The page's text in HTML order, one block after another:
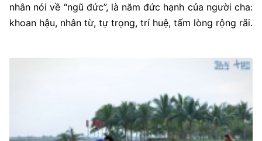
nhân nói về “ngũ đức”, là năm đức hạnh của người cha:
khoan hậu, nhân từ, tự trọng, trí huệ, tấm lòng rộng rãi.